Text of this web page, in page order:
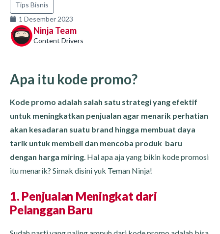
Tips Bisnis
1 Desember 2023
Ninja Team
Content Drivers
Apa itu kode promo?
Kode promo adalah salah satu strategi yang efektif
untuk meningkatkan penjualan agar menarik perhatian
akan kesadaran suatu brand hingga membuat daya
tarik untuk membeli dan mencoba produk baru
dengan harga miring. Hal apa aja yang bikin kode promosi
itu menarik? Simak disini yuk Teman Ninja!
1. Penjualan Meningkat dari
Pelanggan Baru